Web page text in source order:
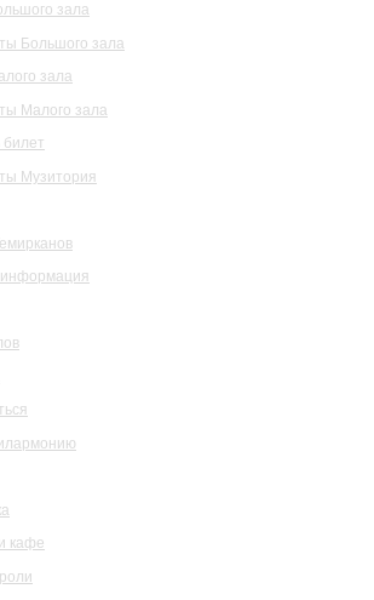
зала
Большого зала
зала
Малого зала
билет
Музитория
кафе